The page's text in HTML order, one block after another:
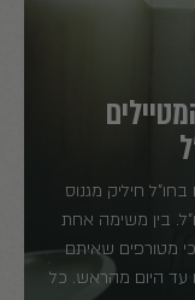
חיליק מגנוס
בין משימה אחת
מטורפים שאיתם
עד היום מהראש. כל